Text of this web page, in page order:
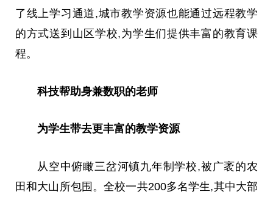
了线上学习通道,城市教学资源也能通过远程教学
的方式送到山区学校,为学生们提供丰富的教育课
程。
科技帮助身兼数职的老师
为学生带去更丰富的教学资源
从空中俯瞰三岔河镇九年制学校,被广袤的农
田和大山所包围。全校一共200多名学生,其中大部